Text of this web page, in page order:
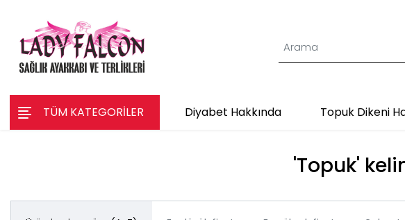
TÜM KATEGORİLER Diyabet Hakkında Topuk Dikeni
'Topuk'